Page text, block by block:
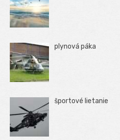
plynová páka
športové lietanie